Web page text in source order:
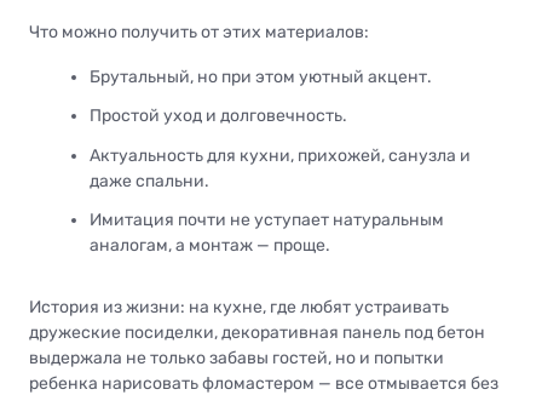
Что можно получить от этих материалов:
Брутальный, но при этом уютный акцент.
Простой уход и долговечность.
Актуальность для кухни, прихожей, санузла и
даже спальни.
Имитация почти не уступает натуральным
аналогам, а монтаж — проще.
История из жизни: на кухне, где любят устраивать
дружеские посиделки, декоративная панель под бетон
выдержала не только забавы гостей, но и попытки
ребенка нарисовать фломастером — все отмывается без